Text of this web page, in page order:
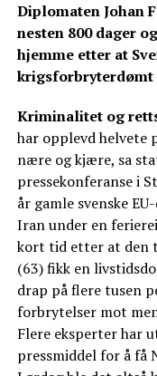
Diplomaten Johan
nesten 800 dager
hjemme etter at
krigsforbryterdømt
Kriminalitet og
har opplevd helvete
nære og kjære, sa
pressekonferanse i
år gamle svenske
Iran under en
kort tid etter at den
(63) fikk en
drap på flere tusen
forbrytelser mot
Flere eksperter har
pressmiddel for å